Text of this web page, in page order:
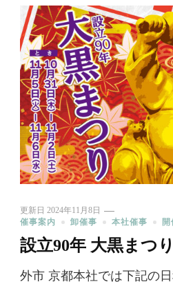
更新日 2024年11月8日
催事案内
卸催事 本社催事
設立90年 大黒まつり
外市 京都本社では下記の